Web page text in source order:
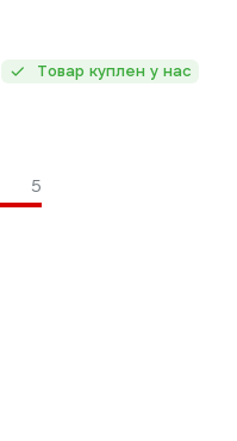
Товар куплен у нас
5